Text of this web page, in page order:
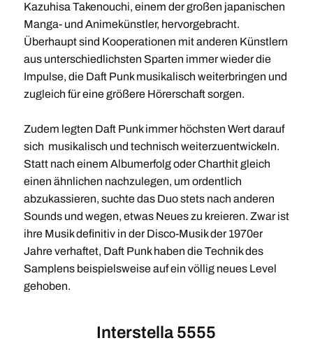
Kazuhisa Takenouchi, einem der großen japanischen
Manga- und Animekünstler, hervorgebracht.
Überhaupt sind Kooperationen mit anderen Künstlern
aus unterschiedlichsten Sparten immer wieder die
Impulse, die Daft Punk musikalisch weiterbringen und
zugleich für eine größere Hörerschaft sorgen.
Zudem legten Daft Punk immer höchsten Wert darauf
sich musikalisch und technisch weiterzuentwickeln.
Statt nach einem Albumerfolg oder Charthit gleich
einen ähnlichen nachzulegen, um ordentlich
abzukassieren, suchte das Duo stets nach anderen
Sounds und wegen, etwas Neues zu kreieren. Zwar ist
ihre Musik definitiv in der Disco-Musik der 1970er
Jahre verhaftet, Daft Punk haben die Technik des
Samplens beispielsweise auf ein völlig neues Level
gehoben.
Interstella 5555